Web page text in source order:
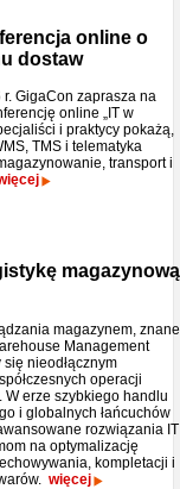
online o
dostaw
GigaCon zaprasza na
online „IT w
i praktycy pokażą,
TMS i telematyka
transport i
magazynem, znane
Management
się nieodłącznym
operacji
W erze szybkiego handlu
i globalnych łańcuchów
rozwiązania IT
na optymalizację
kompletacji i
więcej